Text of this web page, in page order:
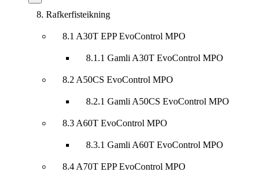
undirkafla
8. Rafkerfisteikning
8.1 A30T EPP EvoControl MPO
8.1.1 Gamli A30T EvoControl MPO
8.2 A50CS EvoControl MPO
8.2.1 Gamli A50CS EvoControl MPO
8.3 A60T EvoControl MPO
8.3.1 Gamli A60T EvoControl MPO
8.4 A70T EPP EvoControl MPO